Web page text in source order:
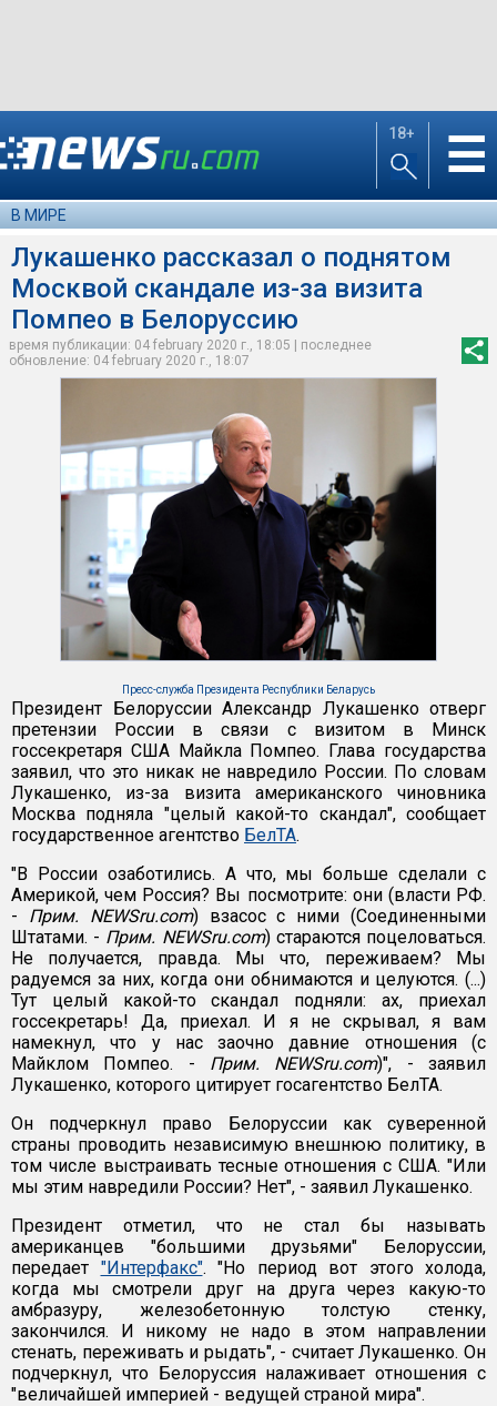
18+ ☰
В МИРЕ
Лукашенко рассказал о поднятом
Москвой скандале из-за визита
Помпео в Белоруссию
время публикации: 04 february 2020 г., 18:05 | последнее
обновление: 04 february 2020 г., 18:07
Пресс-служба Президента Республики Беларусь
Президент Белоруссии Александр Лукашенко отверг
претензии России в связи с визитом в Минск
госсекретаря США Майкла Помпео. Глава государства
заявил, что это никак не навредило России. По словам
Лукашенко, из-за визита американского чиновника
Москва подняла "целый какой-то скандал", сообщает
государственное агентство БелТА.
"В России озаботились. А что, мы больше сделали с
Америкой, чем Россия? Вы посмотрите: они (власти РФ.
- Прим. NEWSru.com) взасос с ними (Соединенными
Штатами. - Прим. NEWSru.com) стараются поцеловаться.
Не получается, правда. Мы что, переживаем? Мы
радуемся за них, когда они обнимаются и целуются. (...)
Тут целый какой-то скандал подняли: ах, приехал
госсекретарь! Да, приехал. И я не скрывал, я вам
намекнул, что у нас заочно давние отношения (с
Майклом Помпео. - Прим. NEWSru.com)", - заявил
Лукашенко, которого цитирует госагентство БелТА.
Он подчеркнул право Белоруссии как суверенной
страны проводить независимую внешнюю политику, в
том числе выстраивать тесные отношения с США. "Или
мы этим навредили России? Нет", - заявил Лукашенко.
Президент отметил, что не стал бы называть
американцев "большими друзьями" Белоруссии,
передает "Интерфакс". "Но период вот этого холода,
когда мы смотрели друг на друга через какую-то
амбразуру, железобетонную толстую стенку,
закончился. И никому не надо в этом направлении
стенать, переживать и рыдать", - считает Лукашенко. Он
подчеркнул, что Белоруссия налаживает отношения с
"величайшей империей - ведущей страной мира".